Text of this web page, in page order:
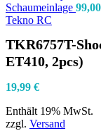
Schaumeinlage 99,00
Tekno RC
TKR6757T-
ET410, 2pcs)
19,99 €
Enthält 19% MwSt.
zzgl. Versand